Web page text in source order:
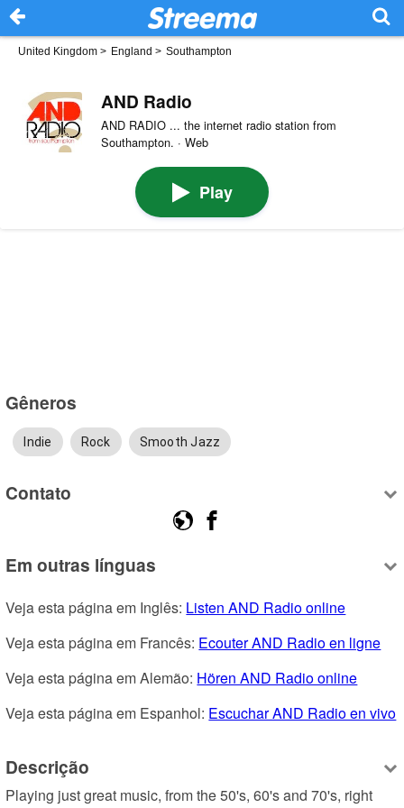
United Kingdom > England > Southampton
AND Radio
AND RADIO ... the internet radio station from
Southampton. · Web
Play
Gêneros
Indie Rock Smooth Jazz
Contato
Em outras línguas
Veja esta página em Inglês: Listen AND Radio online
Veja esta página em Francês: Ecouter AND Radio en ligne
Veja esta página em Alemão: Hören AND Radio online
Veja esta página em Espanhol: Escuchar AND Radio en vivo
Descrição
Playing just great music, from the 50's, 60's and 70's, right